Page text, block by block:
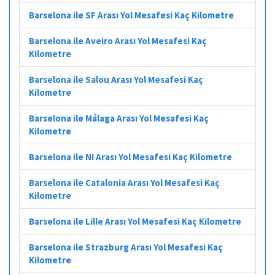
Barselona ile SF Arası Yol Mesafesi Kaç Kilometre
Barselona ile Aveiro Arası Yol Mesafesi Kaç
Kilometre
Barselona ile Salou Arası Yol Mesafesi Kaç
Kilometre
Barselona ile Málaga Arası Yol Mesafesi Kaç
Kilometre
Barselona ile NI Arası Yol Mesafesi Kaç Kilometre
Barselona ile Catalonia Arası Yol Mesafesi Kaç
Kilometre
Barselona ile Lille Arası Yol Mesafesi Kaç Kilometre
Barselona ile Strazburg Arası Yol Mesafesi Kaç
Kilometre